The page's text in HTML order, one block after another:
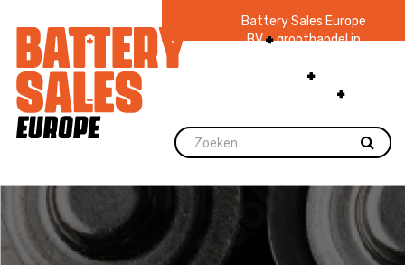
Battery Sales Europe
BV groothandel in
zaklampen Ruim 48
jaar ervaring
voorraad.